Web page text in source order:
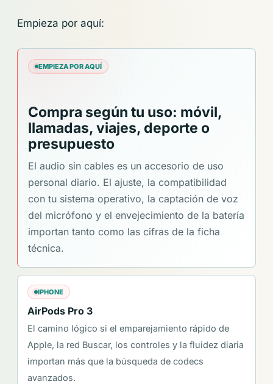
Empieza por aquí:
EMPIEZA POR AQUÍ
Compra según tu uso: móvil,
llamadas, viajes, deporte o
presupuesto
El audio sin cables es un accesorio de uso
personal diario. El ajuste, la compatibilidad
con tu sistema operativo, la captación de voz
del micrófono y el envejecimiento de la batería
importan tanto como las cifras de la ficha
técnica.
IPHONE
AirPods Pro 3
El camino lógico si el emparejamiento rápido de
Apple, la red Buscar, los controles y la fluidez diaria
importan más que la búsqueda de codecs
avanzados.